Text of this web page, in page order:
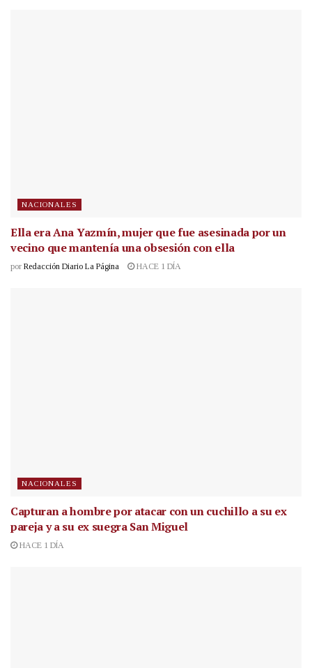
NACIONALES
Ella era Ana Yazmín, mujer que fue asesinada por un
vecino que mantenía una obsesión con ella
por Redacción Diario La Página HACE 1 DÍA
NACIONALES
Capturan a hombre por atacar con un cuchillo a su ex
pareja y a su ex suegra San Miguel
HACE 1 DÍA